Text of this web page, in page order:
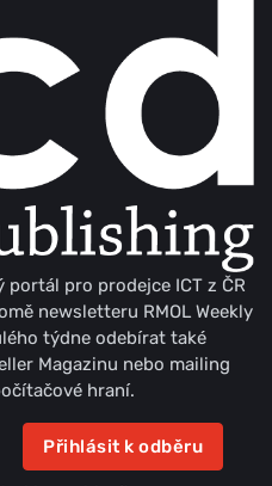
portál pro prodejce ICT z ČR
newsletteru RMOL Weekly
týdne odebírat také
Magazinu nebo mailing
hraní.
Přihlásit k odběru